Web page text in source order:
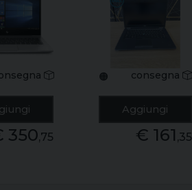
11
a
350,75
i7-5600u 8gb
ssd 256gb
windows 10
🟠 consegna
Aggiungi
€ 161 ,35